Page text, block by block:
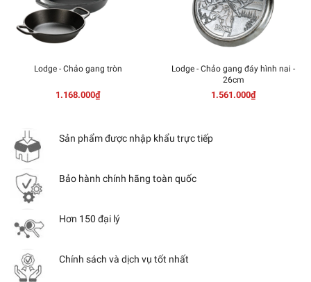
Lodge - Chảo gang tròn
1.168.000₫
Lodge - Chảo gang đáy hình nai -
26cm
1.561.000₫
Sản phẩm được nhập khẩu trực tiếp
Bảo hành chính hãng toàn quốc
Hơn 150 đại lý
Chính sách và dịch vụ tốt nhất